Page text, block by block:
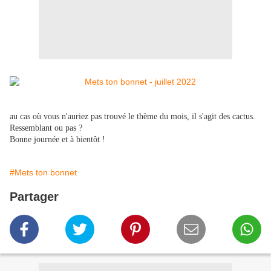
au cas où vous n'auriez pas trouvé le thème du mois, il s'agit des cactus.
Ressemblant ou pas ?
Bonne journée et à bientôt !
#Mets ton bonnet
Partager